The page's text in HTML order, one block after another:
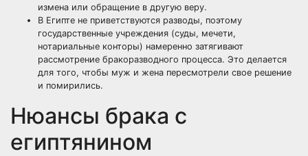
измена или обращение в другую веру.
В Египте не приветствуются разводы, поэтому
государственные учреждения (суды, мечети,
нотариальные конторы) намеренно затягивают
рассмотрение бракоразводного процесса. Это делается
для того, чтобы муж и жена пересмотрели свое решение
и помирились.
Нюансы брака с
египтянином